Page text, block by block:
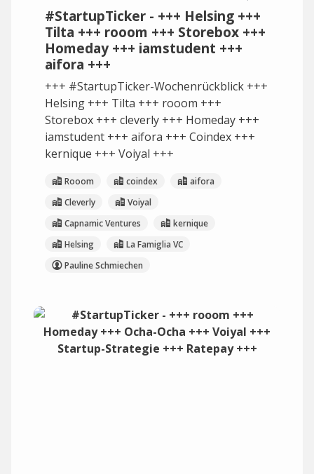
#StartupTicker - +++ Helsing +++
Tilta +++ rooom +++ Storebox +++
Homeday +++ iamstudent +++
aifora +++
+++ #StartupTicker-Wochenrückblick +++
Helsing +++ Tilta +++ rooom +++
Storebox +++ cleverly +++ Homeday +++
iamstudent +++ aifora +++ Coindex +++
kernique +++ Voiyal +++
Rooom coindex
aifora
Cleverly
Voiyal
Capnamic Ventures
kernique
Helsing
La Famiglia VC
Pauline Schmiechen